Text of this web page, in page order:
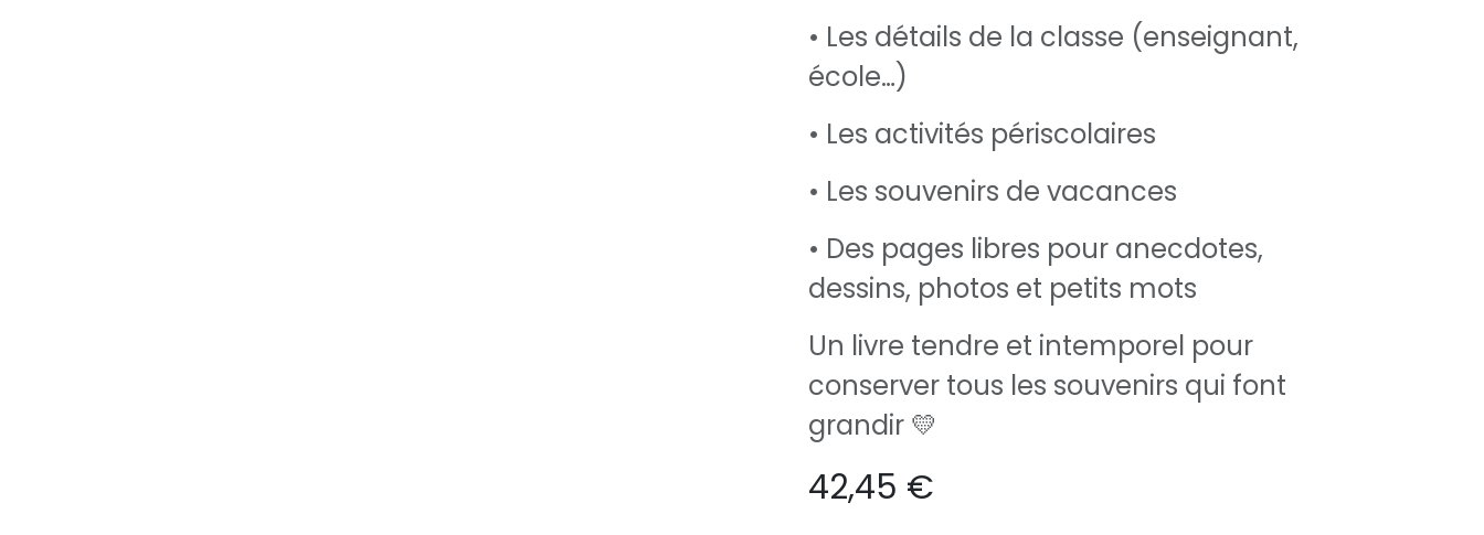
• Les détails de la classe (enseignant,
école…)
• Les activités périscolaires
• Les souvenirs de vacances
• Des pages libres pour anecdotes,
dessins, photos et petits mots
Un livre tendre et intemporel pour
conserver tous les souvenirs qui font
grandir 💛
42,45 €